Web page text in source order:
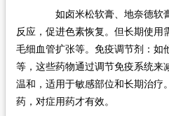
如卤米松软膏、地奈德软
反应，促进色素恢复。但长期使用
毛细血管扩张等。免疫调节剂：如
等，这些药物通过调节免疫系统来
温和，适用于敏感部位和长期治疗
药，对症用药才有效。